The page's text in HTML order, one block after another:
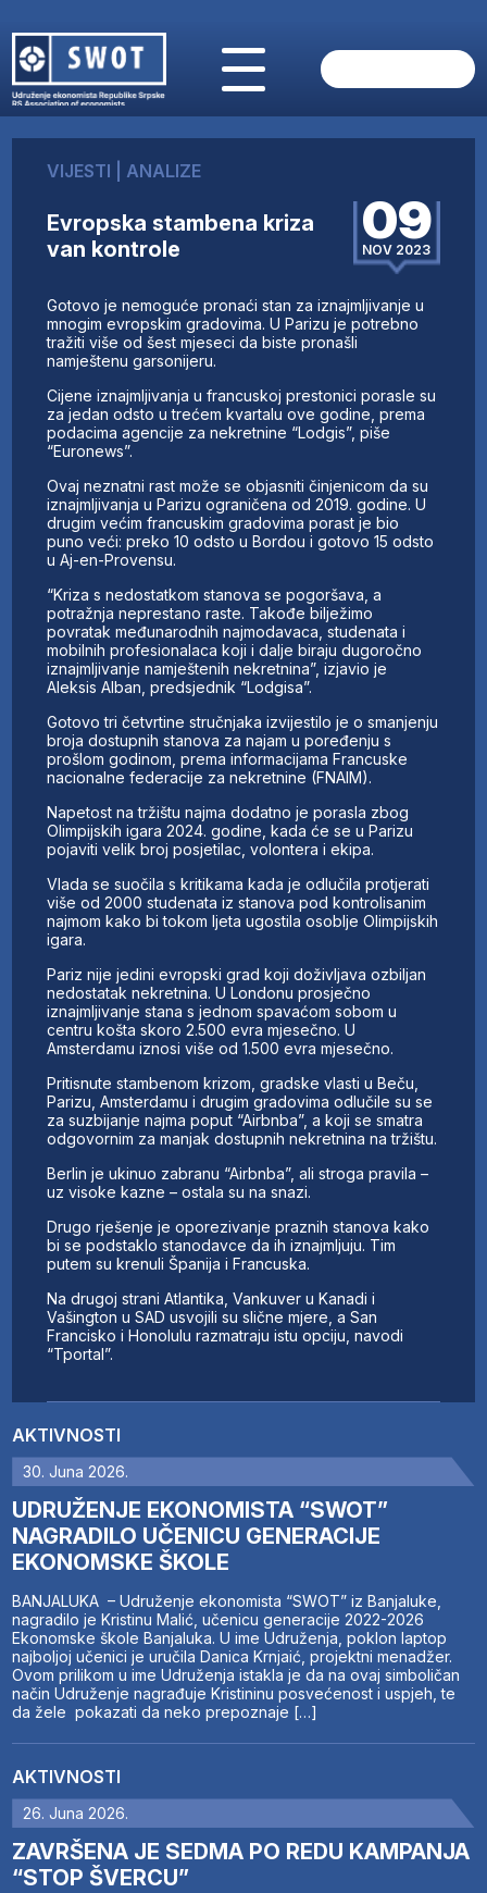
O NAMA
AKTUELNO
ANALIZE
FINANSIJE
IZ STRANIH MEDIJA
AKTIVNOSTI
SWOT INTERVJU
UČLANI SE
KONTAKT
AKTIVNOSTI
30. Juna 2026.
UDRUŽENJE EKONOMISTA “SWOT”
NAGRADILO UČENICU GENERACIJE
EKONOMSKE ŠKOLE
BANJALUKA – Udruženje ekonomista “SWOT” iz Banjaluke,
nagradilo je Kristinu Malić, učenicu generacije 2022-2026
Ekonomske škole Banjaluka. U ime Udruženja, poklon laptop
najboljoj učenici je uručila Danica Krnjaić, projektni menadžer.
Ovom prilikom u ime Udruženja istakla je da na ovaj simboličan
način Udruženje nagrađuje Kristininu posvećenost i uspjeh, te
da žele pokazati da neko prepoznaje […]
AKTIVNOSTI
26. Juna 2026.
ZAVRŠENA JE SEDMA PO REDU KAMPANJA
“STOP ŠVERCU”
VIJESTI ANALIZE
Evropska stambena kriza
van kontrole
09
NOV 2023
​Gotovo je nemoguće pronaći stan za iznajmljivanje u
mnogim evropskim gradovima. U Parizu je potrebno
tražiti više od šest mjeseci da biste pronašli
namještenu garsonijeru.
Cijene iznajmljivanja u francuskoj prestonici porasle su
za jedan odsto u trećem kvartalu ove godine, prema
podacima agencije za nekretnine “Lodgis”, piše
“Euronews”.
Ovaj neznatni rast može se objasniti činjenicom da su
iznajmljivanja u Parizu ograničena od 2019. godine. U
drugim većim francuskim gradovima porast je bio
puno veći: preko 10 odsto u Bordou i gotovo 15 odsto
u Aj-en-Provensu.
“Kriza s nedostatkom stanova se pogoršava, a
potražnja neprestano raste. Takođe bilježimo
povratak međunarodnih najmodavaca, studenata i
mobilnih profesionalaca koji i dalje biraju dugoročno
iznajmljivanje namještenih nekretnina”, izjavio je
Aleksis Alban, predsjednik “Lodgisa”.
Gotovo tri četvrtine stručnjaka izvijestilo je o smanjenju
broja dostupnih stanova za najam u poređenju s
prošlom godinom, prema informacijama Francuske
nacionalne federacije za nekretnine (FNAIM).
Napetost na tržištu najma dodatno je porasla zbog
Olimpijskih igara 2024. godine, kada će se u Parizu
pojaviti velik broj posjetilac, volontera i ekipa.
Vlada se suočila s kritikama kada je odlučila protjerati
više od 2000 studenata iz stanova pod kontrolisanim
najmom kako bi tokom ljeta ugostila osoblje Olimpijskih
igara.
Pariz nije jedini evropski grad koji doživljava ozbiljan
nedostatak nekretnina. U Londonu prosječno
iznajmljivanje stana s jednom spavaćom sobom u
centru košta skoro 2.500 evra mjesečno. U
Amsterdamu iznosi više od 1.500 evra mjesečno.
Pritisnute stambenom krizom, gradske vlasti u Beču,
Parizu, Amsterdamu i drugim gradovima odlučile su se
za suzbijanje najma poput “Airbnba”, a koji se smatra
odgovornim za manjak dostupnih nekretnina na tržištu.
Berlin je ukinuo zabranu “Airbnba”, ali stroga pravila –
uz visoke kazne – ostala su na snazi.
Drugo rješenje je oporezivanje praznih stanova kako
bi se podstaklo stanodavce da ih iznajmljuju. Tim
putem su krenuli Španija i Francuska.
Na drugoj strani Atlantika, Vankuver u Kanadi i
Vašington u SAD usvojili su slične mjere, a San
Francisko i Honolulu razmatraju istu opciju, navodi
“Tportal”.